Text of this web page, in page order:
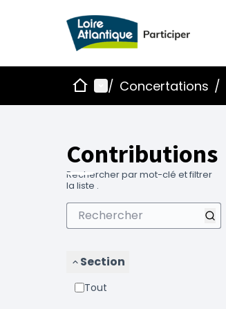
AccueilMenu principal
/ Concertations /
Contributions
Rechercher par mot-clé et filtrer
la liste .
Section
Tout